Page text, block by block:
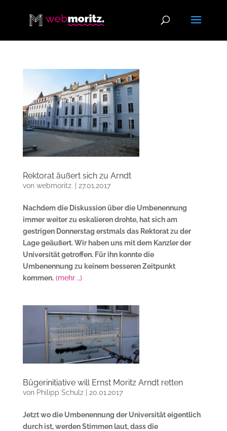
Rektorat äußert sich zu Arndt
von webmoritz. | 27.01.2017
Nachdem die Diskussion über die Umbenennung
immer weiter zu eskalieren drohte, hat sich am
gestrigen Donnerstag erstmals das Rektorat zu der
Lage geäußert. Wir haben uns mit dem Kanzler der
Universität getroffen. Für ihn konnte die
Umbenennung zu keinem besseren Zeitpunkt
kommen. (mehr …)
Bügerinitiative will Ernst Moritz Arndt retten
von Philipp Schulz| 20.01.2017
Jetzt wo die Umbenennung der Universität eigentlich
durch ist, werden Stimmen laut, dass die